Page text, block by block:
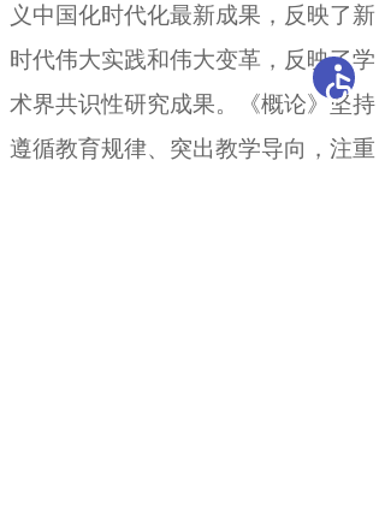
义中国化时代化最新成果，反映了新
时代伟大实践和伟大变革 ， 反映了学
术界共识性研究成果。《概论》坚持
遵循教育规律、突出教学导向 ， 注重